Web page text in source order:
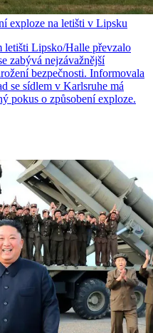
exploze na letišti v Lipsku
letišti Lipsko/Halle převzalo
zabývá nejzávažnější
bezpečnosti. Informovala
se sídlem v Karlsruhe má
pokus o způsobení exploze.